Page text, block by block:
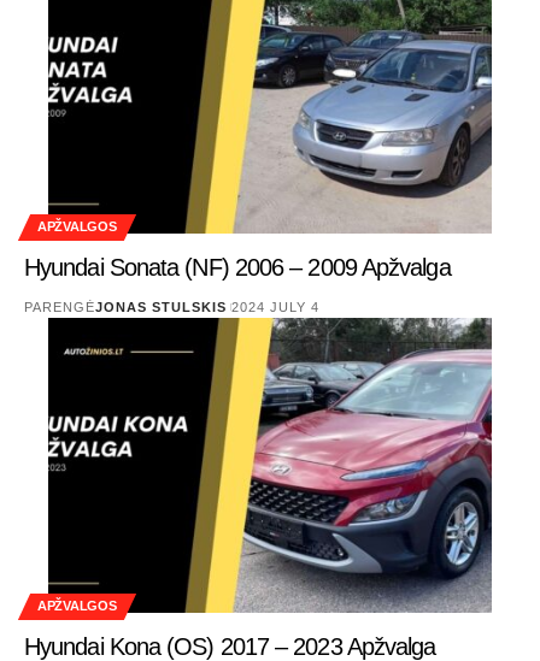
APŽVALGOS
Hyundai Sonata (NF) 2006 – 2009 Apžvalga
PARENGĖJONAS STULSKIS 2024 JULY 4
APŽVALGOS
Hyundai Kona (OS) 2017 – 2023 Apžvalga